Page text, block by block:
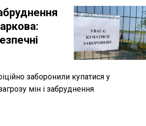
заборонили купатися у
мін і забруднення